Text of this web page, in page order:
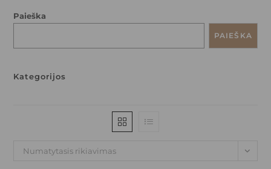
Paieška
PAIEŠKA
Kategorijos
Numatytasis rikiavimas